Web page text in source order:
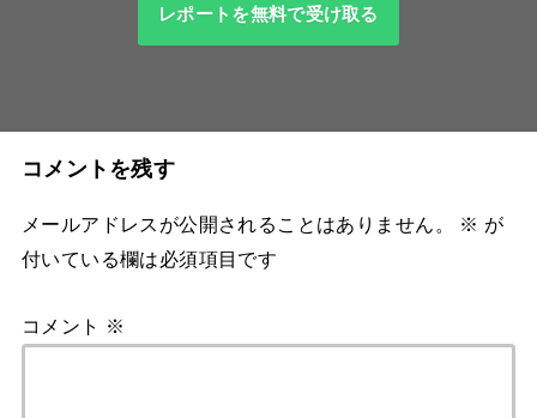
レポートを無料で受け取る
コメントを残す
メールアドレスが公開されることはありません。 ※ が
付いている欄は必須項目です
コメント ※